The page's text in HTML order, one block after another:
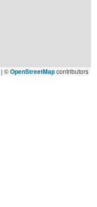
| ©OpenStreetMapcontributors